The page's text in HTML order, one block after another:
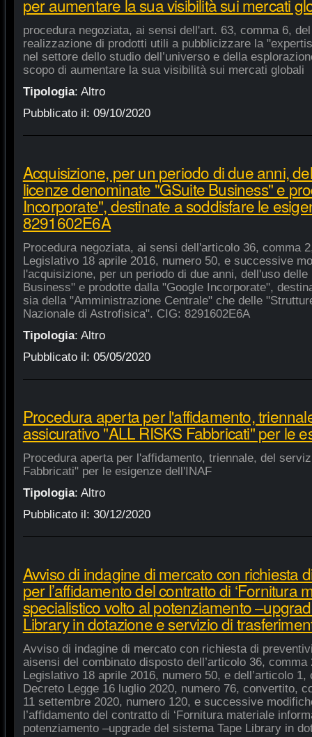
per aumentare la sua visibilità sui mercati
procedura negoziata, ai sensi dell'art. 63, comma 6,
realizzazione di prodotti utili a pubblicizzare la
nel settore dello studio dell’universo e della
scopo di aumentare la sua visibilità sui mercati globali
Tipologia: Altro
Pubblicato il: 09/10/2020
Acquisizione, per un periodo di due anni,
licenze denominate "GSuite Business" e
Incorporate", destinate a soddisfare le
8291602E6A
Procedura negoziata, ai sensi dell'articolo 36, comma
Legislativo 18 aprile 2016, numero 50, e successive
l'acquisizione, per un periodo di due anni, dell'uso
Business" e prodotte dalla "Google Incorporate",
sia della "Amministrazione Centrale" che delle
Nazionale di Astrofisica". CIG: 8291602E6A
Tipologia: Altro
Pubblicato il: 05/05/2020
Procedura aperta per l'affidamento,
assicurativo "ALL RISKS Fabbricati" per le
Procedura aperta per l'affidamento, triennale, del
Fabbricati" per le esigenze dell'INAF
Tipologia: Altro
Pubblicato il: 30/12/2020
Avviso di indagine di mercato con richiesta
per l’affidamento del contratto di ‘Fornitura
specialistico volto al potenziamento
Library in dotazione e servizio di
Avviso di indagine di mercato con richiesta di
aisensi del combinato disposto dell’articolo 36,
Legislativo 18 aprile 2016, numero 50, e dell’articolo
Decreto Legge 16 luglio 2020, numero 76, convertito,
11 settembre 2020, numero 120, e successive
l’affidamento del contratto di ‘Fornitura materiale
potenziamento –upgrade del sistema Tape Library in